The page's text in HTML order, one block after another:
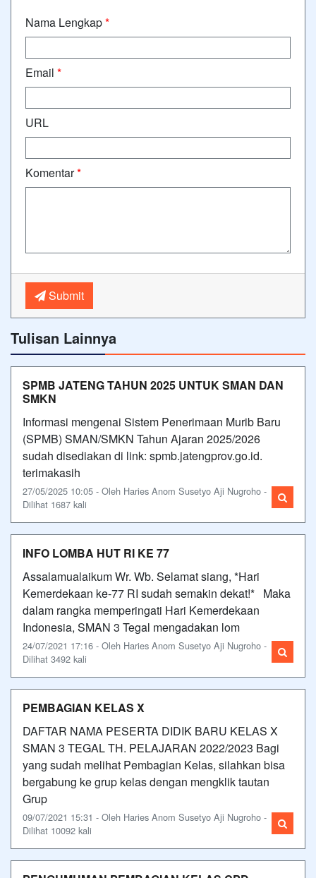
Nama Lengkap*
Email *
URL
Komentar*
Submit
Tulisan Lainnya
SPMB JATENG TAHUN 2025 UNTUK SMAN DAN
SMKN
Informasi mengenai Sistem Penerimaan Murib Baru
(SPMB) SMAN/SMKN Tahun Ajaran 2025/2026
sudah disediakan di link: spmb.jatengprov.go.id.
terimakasih
27/05/2025 10:05 - Oleh Haries Anom Susetyo Aji Nugroho -
Dilihat 1687 kali
INFO LOMBA HUT RI KE 77
Assalamualaikum Wr. Wb. Selamat siang, *Hari
Kemerdekaan ke-77 RI sudah semakin dekat!* Maka
dalam rangka memperingati Hari Kemerdekaan
Indonesia, SMAN 3 Tegal mengadakan lom
24/07/2021 17:16 - Oleh Haries Anom Susetyo Aji Nugroho -
Dilihat 3492 kali
PEMBAGIAN KELAS X
DAFTAR NAMA PESERTA DIDIK BARU KELAS X
SMAN 3 TEGAL TH. PELAJARAN 2022/2023 Bagi
yang sudah melihat Pembagian Kelas, silahkan bisa
bergabung ke grup kelas dengan mengklik tautan
Grup
09/07/2021 15:31 - Oleh Haries Anom Susetyo Aji Nugroho -
Dilihat 10092 kali